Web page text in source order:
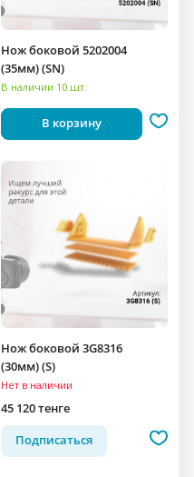
Нож боковой 5202004
(35мм) (SN)
В наличии 10 шт.
В корзину
Нож боковой 3G8316
(30мм) (S)
Нет в наличии
45 120 тенге
Подписаться